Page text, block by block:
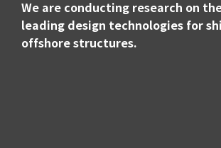
We are conducting research on
leading design technologies for
offshore structures.